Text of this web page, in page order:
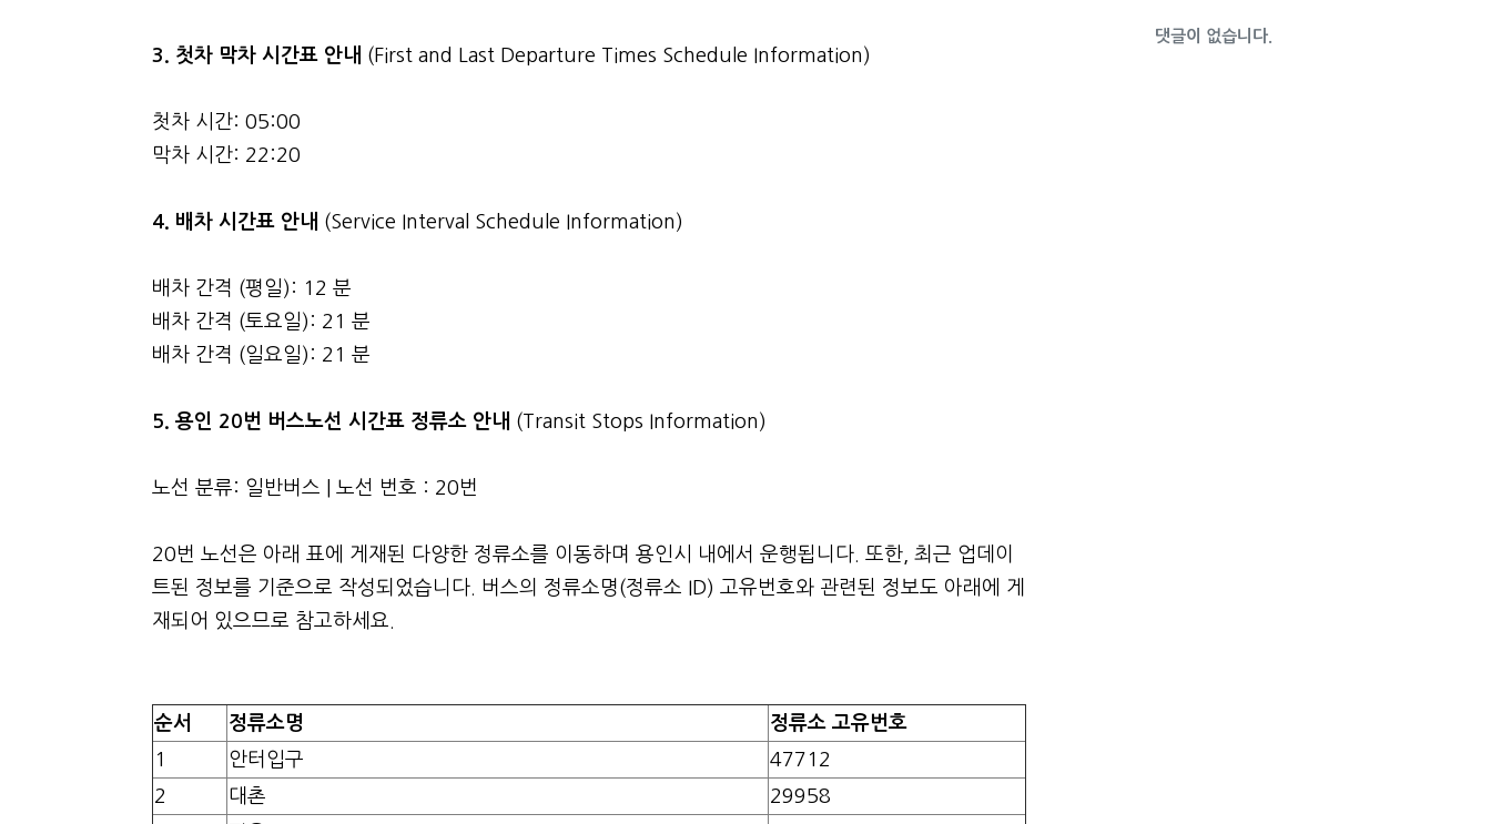
3. 첫차 막차 시간표 안내 (First and Last Departure Times Schedule Information)
첫차 시간: 05:00
막차 시간: 22:20
4. 배차 시간표 안내 (Service Interval Schedule Information)
배차 간격 (평일): 12 분
배차 간격 (토요일): 21 분
배차 간격 (일요일): 21 분
5. 용인 20번 버스노선 시간표 정류소 안내 (Transit Stops Information)
노선 분류: 일반버스 | 노선 번호 : 20번
20번 노선은 아래 표에 게재된 다양한 정류소를 이동하며 용인시 내에서 운행됩니다. 또한, 최근 업데이
트된 정보를 기준으로 작성되었습니다. 버스의 정류소명(정류소 ID) 고유번호와 관련된 정보도 아래에 게
재되어 있으므로 참고하세요.
순서 정류소명
정류소 고유번호
1
안터입구
47712
2
대촌
29958
댓글이 없습니다.